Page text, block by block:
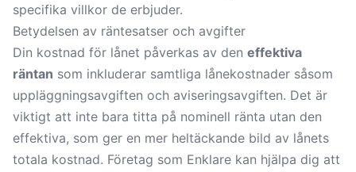
specifika villkor de erbjuder.
Betydelsen av räntesatser och avgifter
Din kostnad för lånet påverkas av den effektiva
räntan som inkluderar samtliga lånekostnader såsom
uppläggningsavgiften och aviseringsavgiften. Det är
viktigt att inte bara titta på nominell ränta utan den
effektiva, som ger en mer heltäckande bild av lånets
totala kostnad. Företag som Enklare kan hjälpa dig att